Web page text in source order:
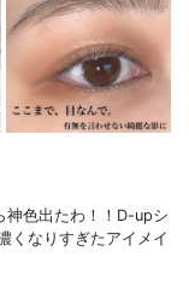
色出たわ！！⁡⁡D-upシ
くなりすぎたアイメイ